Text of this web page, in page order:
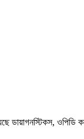
ডায়াগনস্টিকস, ওপিডি